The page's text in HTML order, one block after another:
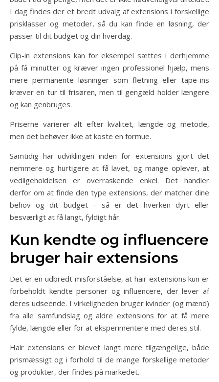
I dag findes der et bredt udvalg af extensions i forskellige
prisklasser og metoder, så du kan finde en løsning, der
passer til dit budget og din hverdag.
Clip-in extensions kan for eksempel sættes i derhjemme
på få minutter og kræver ingen professionel hjælp, mens
mere permanente løsninger som fletning eller tape-ins
kræver en tur til frisøren, men til gengæld holder længere
og kan genbruges.
Priserne varierer alt efter kvalitet, længde og metode,
men det behøver ikke at koste en formue.
Samtidig har udviklingen inden for extensions gjort det
nemmere og hurtigere at få lavet, og mange oplever, at
vedligeholdelsen er overraskende enkel. Det handler
derfor om at finde den type extensions, der matcher dine
behov og dit budget – så er det hverken dyrt eller
besværligt at få langt, fyldigt hår.
Kun kendte og influencere
bruger hair extensions
Det er en udbredt misforståelse, at hair extensions kun er
forbeholdt kendte personer og influencere, der lever af
deres udseende. I virkeligheden bruger kvinder (og mænd)
fra alle samfundslag og aldre extensions for at få mere
fylde, længde eller for at eksperimentere med deres stil.
Hair extensions er blevet langt mere tilgængelige, både
prismæssigt og i forhold til de mange forskellige metoder
og produkter, der findes på markedet.